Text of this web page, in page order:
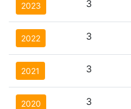
2023 3
2022 3
2021 3
2020 3